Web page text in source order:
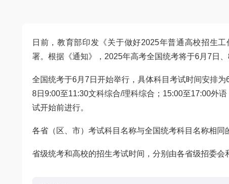
日前，教育部印发《关于做好2025年普通高校招生
署。根据《通知》，2025年高考全国统考将于6月7日、
全国统考于6月7日开始举行，具体科目考试时间安排
8日9:00至11:30文科综合/理科综合；15:00至17:00外
试开始前进行。
各省（区、市）考试科目名称与全国统考科目名称相同
省级统考和高校的招生考试时间，分别由各省级招委会